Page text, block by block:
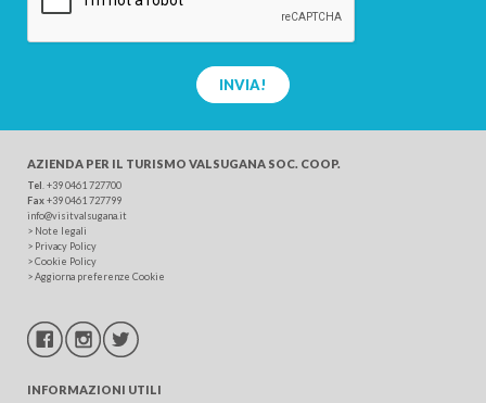
INVIA!
AZIENDA PER IL TURISMO VALSUGANA SOC. COOP.
Tel +39 0461 727700
Fax+39 0461 727799
info@visitvalsugana.it
> Note legali
> Privacy Policy
>Cookie Policy
>Aggiorna preferenze Cookie
INFORMAZIONI UTILI